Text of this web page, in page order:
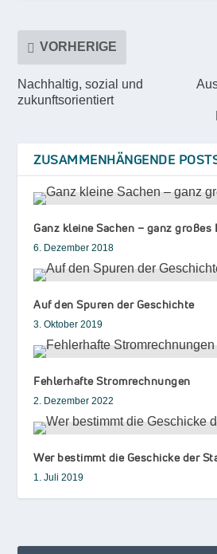
VORHERIGE
Nachhaltig, sozial und
zukunftsorientiert
ZUSAMMENHÄNGENDE
Ganz kleine Sachen – ganz großes
6. Dezember 2018
Auf den Spuren der Geschichte
3. Oktober 2019
Fehlerhafte Stromrechnungen
2. Dezember 2022
Wer bestimmt die Geschicke der
1. Juli 2019